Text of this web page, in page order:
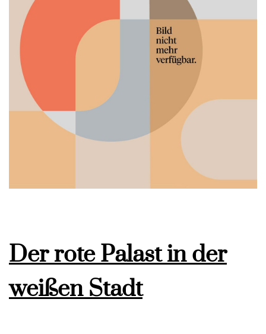
Der rote Palast in der
weißen Stadt